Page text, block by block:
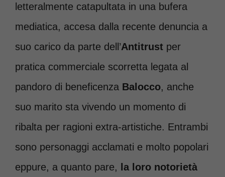
letteralmente catapultata in una bufera
mediatica, accesa dalla recente denuncia a
suo carico da parte dell’Antitrust per
pratica commerciale scorretta legata al
pandoro di beneficenza Balocco, anche
suo marito sta vivendo un momento di
ribalta per ragioni extra-artistiche. Entrambi
sono personaggi acclamati e molto popolari
eppure, a quanto pare, la loro notorietà